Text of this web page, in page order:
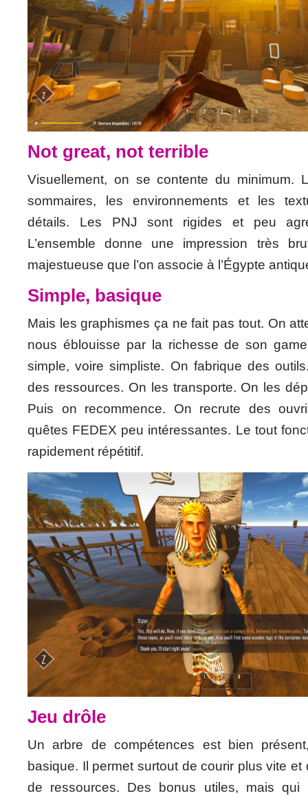
Not great, not terrible
Visuellement, on se contente du minimum.
sommaires, les environnements et les
détails. Les PNJ sont rigides et peu
L’ensemble donne une impression très
majestueuse que l’on associe à l’Égypte
Simple, basique
Mais les graphismes ça ne fait pas tout. On
nous éblouisse par la richesse de son
simple, voire simpliste. On fabrique des
des ressources. On les transporte. On les
Puis on recommence. On recrute des
quêtes FEDEX peu intéressantes. Le tout
rapidement répétitif.
Jeu drôle
Un arbre de compétences est bien
basique. Il permet surtout de courir plus vite
de ressources. Des bonus utiles, mais qui